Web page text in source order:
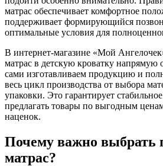
матрас обеспечивает комфортное
поддерживает формирующийся
оптимальные условия для
В интернет-магазине «Мой
матрас в детскую кроватку напрямую
сами изготавливаем продукцию и
весь цикл производства от выбора
упаковки. Это гарантирует
предлагать товары по выгодным
наценок.
Почему важно выбрать
матрас?